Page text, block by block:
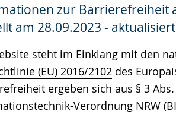
zur Barrierefreiheit
am 28.09.2023 -
steht im Einklang mit den
(EU) 2016/2102 des
ergeben sich aus § 3
Verordnung NRW